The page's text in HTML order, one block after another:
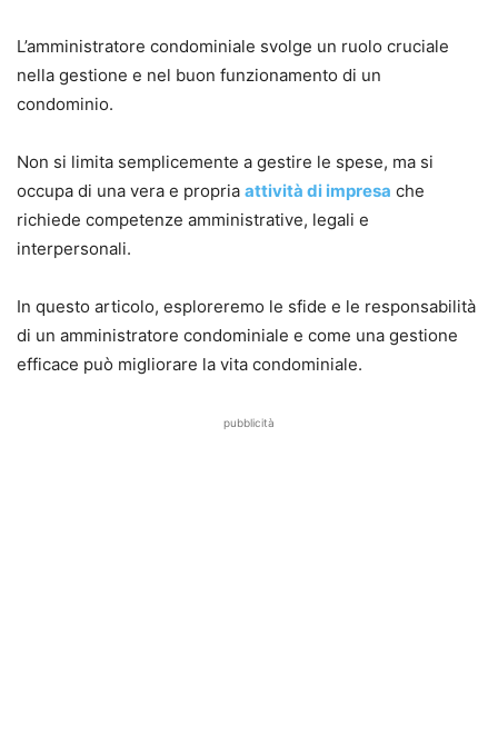
L’amministratore condominiale svolge un ruolo cruciale
nella gestione e nel buon funzionamento di un
condominio.
Non si limita semplicemente a gestire le spese, ma si
occupa di una vera e propria attività di impresa che
richiede competenze amministrative, legali e
interpersonali.
In questo articolo, esploreremo le sfide e le responsabilità
di un amministratore condominiale e come una gestione
efficace può migliorare la vita condominiale.
pubblicità